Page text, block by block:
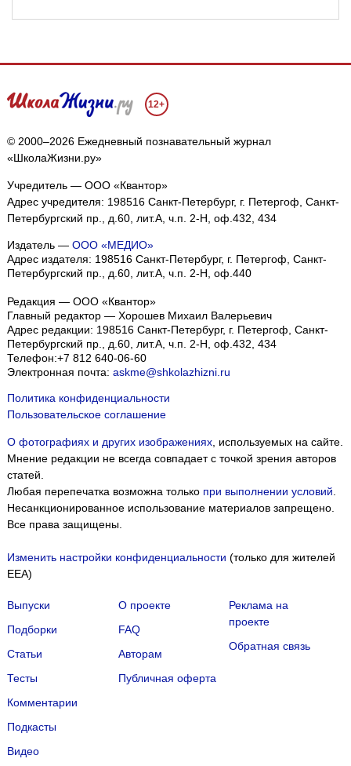
12+
© 2000–2026 Ежедневный познавательный журнал
«ШколаЖизни.ру»
Учредитель — ООО «Квантор»
Адрес учредителя: 198516 Санкт-Петербург, г. Петергоф, Санкт-
Петербургский пр., д.60, лит.А, ч.п. 2-Н, оф.432, 434
Издатель — ООО «МЕДИО»
Адрес издателя: 198516 Санкт-Петербург, г. Петергоф, Санкт-
Петербургский пр., д.60, лит.А, ч.п. 2-Н, оф.440
Редакция — ООО «Квантор»
Главный редактор — Хорошев Михаил Валерьевич
Адрес редакции: 198516 Санкт-Петербург, г. Петергоф Санкт-
Петербургский пр., д.60, лит.А, ч.п. 2-Н, оф.432, 434
Телефон:+7 812 640-06-60
Электронная почта: askme@shkolazhizni.ru
Политика конфиденциальности
Пользовательское соглашение
О фотографиях и других изображениях, используемых на сайте.
Мнение редакции не всегда совпадает с точкой зрения авторов
статей.
Любая перепечатка возможна только при выполнении условий
Несанкционированное использование материалов запрещено.
Все права защищены.
Изменить настройки конфиденциальности (только для жителей
EEA)
Выпуски
Подборки
Статьи
Тесты
Комментарии
Подкасты
Видео
О проекте
FAQ
Авторам
Публичная оферта
Реклама на
проекте
Обратная связь